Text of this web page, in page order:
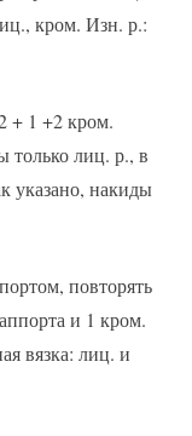
кром. Изн. р.:
+ 1 +2 кром.
только лиц. р., в
указано, накиды
повторять
и 1 кром.
вязка: лиц. и